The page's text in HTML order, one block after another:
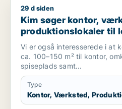
Kim søger kontor, værksted
29 d siden
Kim søger kontor,
produktionslokaler til
Nibe eller Gistrup m.fl.
Vi er også interesserede i at
ca. 100–150 m² til kontor,
spiseplads samt...
Type
Kontor, Værksted,